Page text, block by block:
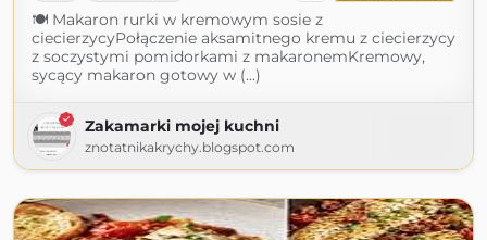
🍽 Makaron rurki w kremowym sosie z
ciecierzycyPołączenie aksamitnego kremu z ciecierzycy
z soczystymi pomidorkami z makaronemKremowy,
sycący makaron gotowy w (...)
Zakamarki mojej kuchni
znotatnikakrychy.blogspot.com